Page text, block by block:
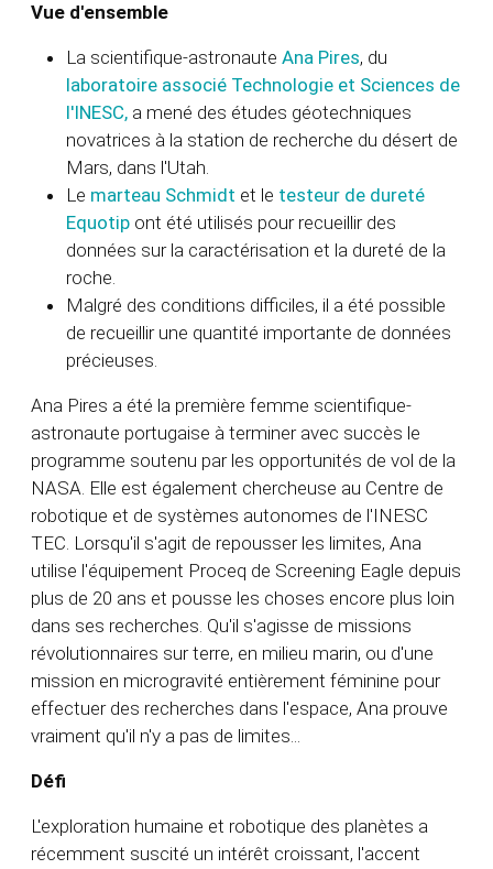
Vue d'ensemble
La scientifique-astronaute Ana Pires, du
laboratoire associé Technologie et Sciences de
l'INESC, a mené des études géotechniques
novatrices à la station de recherche du désert de
Mars, dans l'Utah.
Le marteau Schmidt et le testeur de dureté
Equotip ont été utilisés pour recueillir des
données sur la caractérisation et la dureté de la
roche.
Malgré des conditions difficiles, il a été possible
de recueillir une quantité importante de données
précieuses.
Ana Pires a été la première femme scientifique-
astronaute portugaise à terminer avec succès le
programme soutenu par les opportunités de vol de la
NASA. Elle est également chercheuse au Centre de
robotique et de systèmes autonomes de l'INESC
TEC. Lorsqu'il s'agit de repousser les limites, Ana
utilise l'équipement Proceq de Screening Eagle depuis
plus de 20 ans et pousse les choses encore plus loin
dans ses recherches. Qu'il s'agisse de missions
révolutionnaires sur terre, en milieu marin, ou d'une
mission en microgravité entièrement féminine pour
effectuer des recherches dans l'espace, Ana prouve
vraiment qu'il n'y a pas de limites...
Défi
L'exploration humaine et robotique des planètes a
récemment suscité un intérêt croissant, l'accent